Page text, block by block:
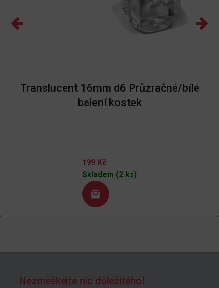
Translucent 16mm d6 Průzračné/bílé
balení kostek
199 Kč
Skladem (2 ks)
Nezmeškejte nic důležitého!